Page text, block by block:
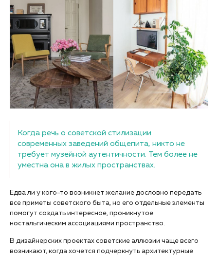
Когда речь о советской стилизации
современных заведений общепита, никто не
требует музейной аутентичности. Тем более не
уместна она в жилых пространствах.
Едва ли у кого-то возникнет желание дословно передать
все приметы советского быта, но его отдельные элементы
помогут создать интересное, проникнутое
ностальгическим ассоциациями пространство.
В дизайнерских проектах советские аллюзии чаще всего
возникают, когда хочется подчеркнуть архитектурные